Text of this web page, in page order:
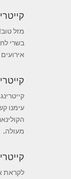
מזל
בשרי
עימנו
מעולה.
לקראת